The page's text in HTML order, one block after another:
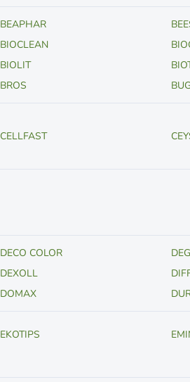
BEAPHAR
BIOCLEAN
BIOLIT
BROS
CELLFAST
DECO COLOR
DEXOLL
DOMAX
EKOTIPS